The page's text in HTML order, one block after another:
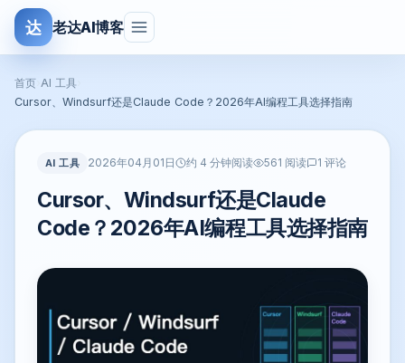
达 老达AI博客
首页 AI 工具
Cursor、Windsurf还是Claude Code？2026年AI编程工具选择指南
AI 工具 2026年04月01日 约 4 分钟阅读 561 阅读 1 评论
Cursor、Windsurf还是Claude
Code？2026年AI编程工具选择指南